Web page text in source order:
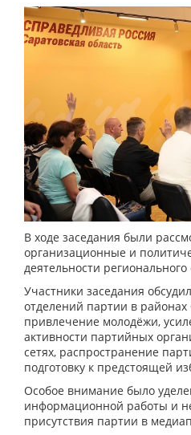
В ходе заседания были
организационные и
деятельности
Участники заседания
отделений партии в районах
привлечение молодёжи,
активности партийных
сетях, распространение
подготовку к предстоящей
Особое внимание было
информационной работы и
присутствия партии в